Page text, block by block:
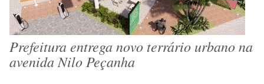
Prefeitura entrega novo terrário urbano na
avenida Nilo Peçanha